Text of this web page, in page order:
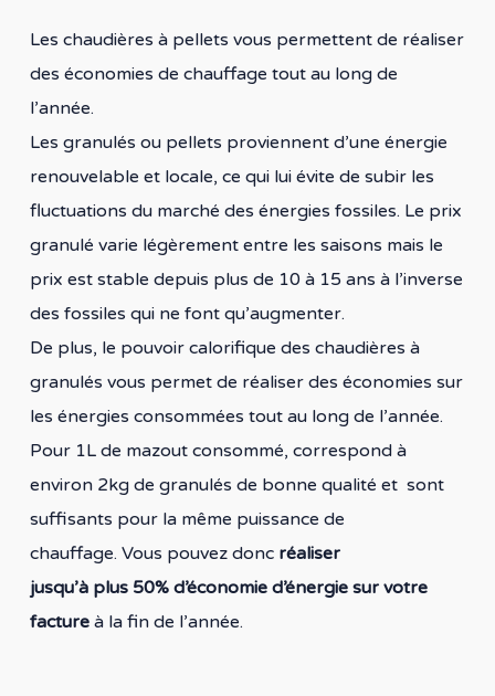
Les chaudières à pellets vous permettent de réaliser
des économies de chauffage tout au long de
l’année.
Les granulés ou pellets proviennent d’une énergie
renouvelable et locale, ce qui lui évite de subir les
fluctuations du marché des énergies fossiles. Le prix
granulé varie légèrement entre les saisons mais le
prix est stable depuis plus de 10 à 15 ans à l’inverse
des fossiles qui ne font qu’augmenter.
De plus, le pouvoir calorifique des chaudières à
granulés vous permet de réaliser des économies sur
les énergies consommées tout au long de l’année.
Pour 1L de mazout consommé, correspond à
environ 2kg de granulés de bonne qualité et sont
suffisants pour la même puissance de
chauffage. Vous pouvez donc réaliser
jusqu’à plus 50% d’économie d’énergie sur votre
factureà la fin de l’année.